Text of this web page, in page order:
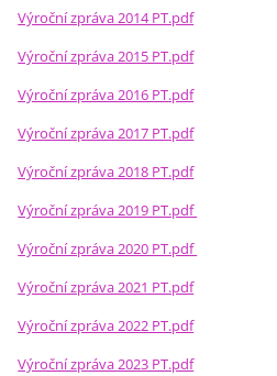
Výroční zpráva 2014 PT.pdf
Výroční zpráva 2015 PT.pdf
Výroční zpráva 2016 PT.pdf
Výroční zpráva 2017 PT.pdf
Výroční zpráva 2018 PT.pdf
Výroční zpráva 2019 PT.pdf
Výroční zpráva 2020 PT.pdf
Výroční zpráva 2021 PT.pdf
Výroční zpráva 2022 PT.pdf
Výroční zpráva 2023 PT.pdf